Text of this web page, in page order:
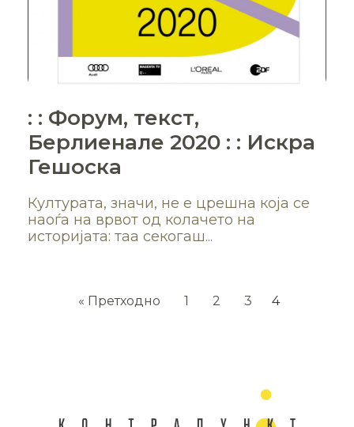
: : Форум, текст,
Берлиенале 2020 : : Искра
Гешоска
Културата, значи, не е црешна која се
наоѓа на врвот од колачето на
историјата: таа секогаш...
« Претходно 1 2 3 4